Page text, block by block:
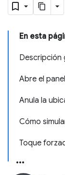
En esta
Descripción
Abre el
Anula la
Cómo
Toque